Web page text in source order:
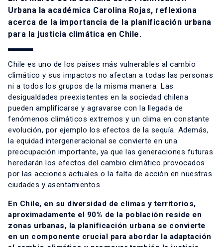
Urbana la académica Carolina Rojas, reflexiona
acerca de la importancia de la planificación urbana
para la justicia climática en Chile.
Chile es uno de los países más vulnerables al cambio
climático y sus impactos no afectan a todas las personas
ni a todos los grupos de la misma manera. Las
desigualdades preexistentes en la sociedad chilena
pueden amplificarse y agravarse con la llegada de
fenómenos climáticos extremos y un clima en constante
evolución, por ejemplo los efectos de la sequía. Además,
la equidad intergeneracional se convierte en una
preocupación importante, ya que las generaciones futuras
heredarán los efectos del cambio climático provocados
por las acciones actuales o la falta de acción en nuestras
ciudades y asentamientos.
En Chile, en su diversidad de climas y territorios,
aproximadamente el 90% de la población reside en
zonas urbanas, la planificación urbana se convierte
en un componente crucial para abordar la adaptación